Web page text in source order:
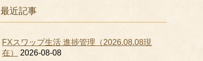
最近記事
FXスワップ生活 進捗管理（2026.08.08現
在）
2026-08-08